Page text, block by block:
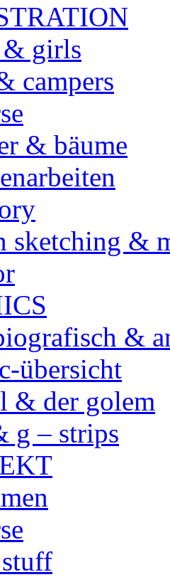
girls
campers
& bäume
sketching &
&
übersicht
& der golem
g – strips
stuff